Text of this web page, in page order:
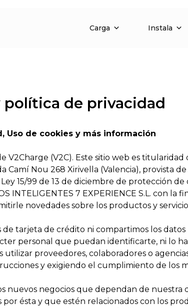
Carga Instala
política de privacidad
Uso de cookies y más información
V2Charge (V2C). Este sitio web es titularidad
Camí Nou 268 Xirivella (Valencia), provista de
15/99 de 13 de diciembre de protección
INTELIGENTES 7 EXPERIENCE S.L. con
novedades sobre los productos y
de tarjeta de crédito ni compartimos los
personal que puedan identificarte, ni lo
utilizar proveedores, colaboradores o
y exigiendo el cumplimiento de los
nuevos negocios que dependan de nuestra
por ésta y que estén relacionados con los